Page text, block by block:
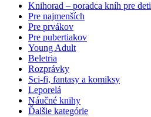
Knihorad – poradca kníh pre deti
Pre najmenších
Pre prvákov
Pre pubertiakov
Young Adult
Beletria
Rozprávky
Sci-fi, fantasy a komiksy
Leporelá
Náučné knihy
Ďalšie kategórie